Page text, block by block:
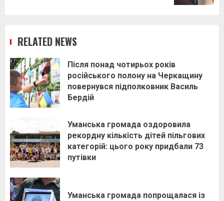
RELATED NEWS
Після понад чотирьох років
російського полону на Черкащину
повернувся підполковник Василь
Бердій
Уманська громада оздоровила
рекордну кількість дітей пільгових
категорій: цього року придбали 73
путівки
Уманська громада попрощалася із